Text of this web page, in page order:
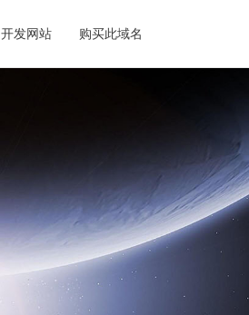
开发网站 购买此域名